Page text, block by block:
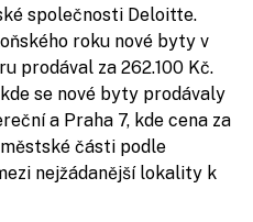
společnosti Deloitte.
roku nové byty v
prodával za 262.100 Kč.
se nové byty prodávaly
a Praha 7, kde cena za
části podle
nejžádanější lokality k